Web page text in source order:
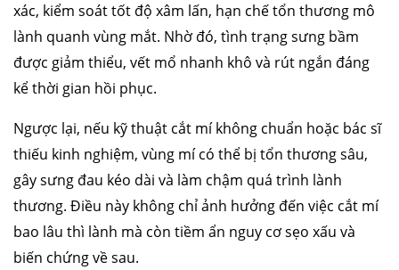
xác, kiểm soát tốt độ xâm lấn, hạn chế tổn thương mô
lành quanh vùng mắt. Nhờ đó, tình trạng sưng bầm
được giảm thiểu, vết mổ nhanh khô và rút ngắn đáng
kể thời gian hồi phục.
Ngược lại, nếu kỹ thuật cắt mí không chuẩn hoặc bác sĩ
thiếu kinh nghiệm, vùng mí có thể bị tổn thương sâu,
gây sưng đau kéo dài và làm chậm quá trình lành
thương. Điều này không chỉ ảnh hưởng đến việc cắt mí
bao lâu thì lành mà còn tiềm ẩn nguy cơ sẹo xấu và
biến chứng về sau.